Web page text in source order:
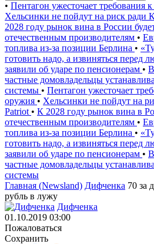
• Пентагон ужесточает требования
Хельсинки не пойдут на риск ради
2028 году рынок вина в России
отечественным производителям •
топлива из-за позиции Берлина •
готовить надо, а извиняться перед
заявили об ударе по пенсионерам •
частные домовладельцы
системы • Пентагон ужесточает
оружия • Хельсинки не пойдут на
Patriot • К 2028 году рынок вина в
отечественным производителям •
топлива из-за позиции Берлина •
готовить надо, а извиняться перед
заявили об ударе по пенсионерам •
частные домовладельцы
системы
Главная (Newsland) Дифченка 70 за
рубль в лужу
Дифченка
01.10.2019 03:00
Пожаловаться
Сохранить